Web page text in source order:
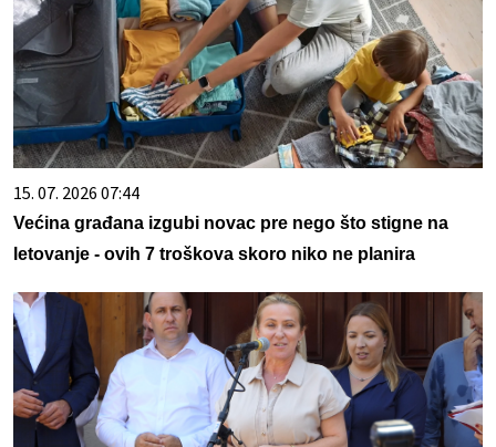
15. 07. 2026 07:44
Većina građana izgubi novac pre nego što stigne na
letovanje - ovih 7 troškova skoro niko ne planira